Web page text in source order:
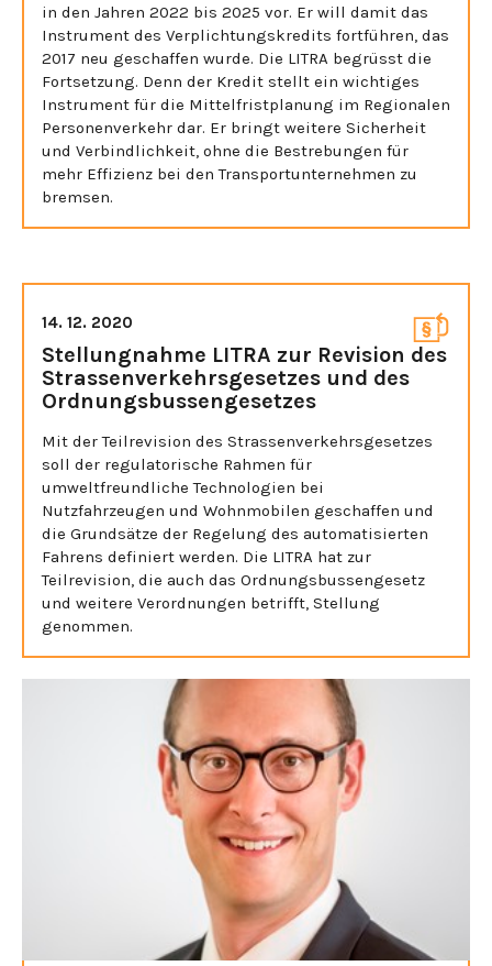
in den Jahren 2022 bis 2025 vor. Er will damit das
Instrument des Verplichtungskredits fortführen, das
2017 neu geschaffen wurde. Die LITRA begrüsst die
Fortsetzung. Denn der Kredit stellt ein wichtiges
Instrument für die Mittelfristplanung im Regionalen
Personenverkehr dar. Er bringt weitere Sicherheit
und Verbindlichkeit, ohne die Bestrebungen für
mehr Effizienz bei den Transportunternehmen zu
bremsen.
14. 12. 2020
Stellungnahme LITRA zur Revision des
Strassenverkehrsgesetzes und des
Ordnungsbussengesetzes
Mit der Teilrevision des Strassenverkehrsgesetzes
soll der regulatorische Rahmen für
umweltfreundliche Technologien bei
Nutzfahrzeugen und Wohnmobilen geschaffen und
die Grundsätze der Regelung des automatisierten
Fahrens definiert werden. Die LITRA hat zur
Teilrevision, die auch das Ordnungsbussengesetz
und weitere Verordnungen betrifft, Stellung
genommen.